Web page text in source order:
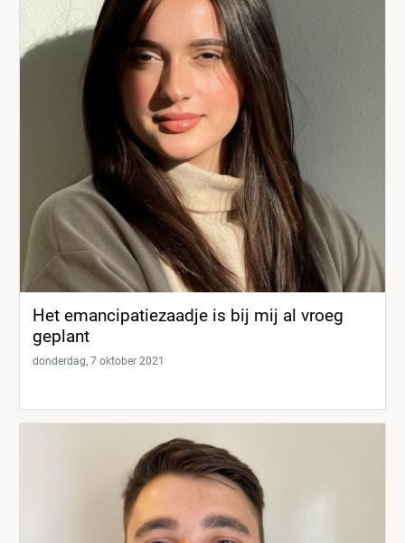
Het emancipatiezaadje is bij mij al vroeg
geplant
donderdag, 7 oktober 2021